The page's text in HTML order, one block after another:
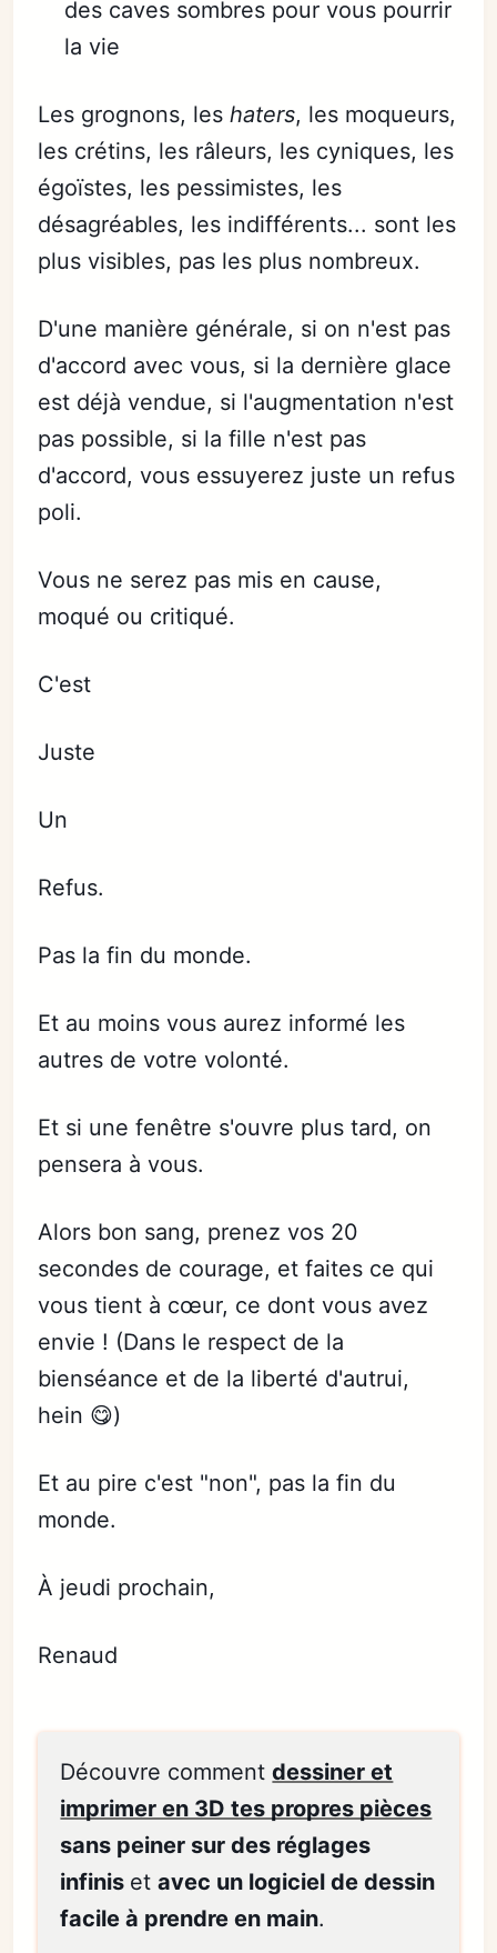
des caves sombres pour vous pourrir
la vie
Les grognons, leshaters, les moqueurs,
les crétins, les râleurs, les cyniques, les
égoïstes, les pessimistes, les
désagréables, les indifférents... sont les
plus visibles, pas les plus nombreux.
D'une manière générale, si on n'est pas
d'accord avec vous, si la dernière glace
est déjà vendue, si l'augmentation n'est
pas possible, si la fille n'est pas
d'accord, vous essuyerez juste un refus
poli.
Vous ne serez pas mis en cause,
moqué ou critiqué.
C'est
Juste
Un
Refus.
Pas la fin du monde.
Et au moins vous aurez informé les
autres de votre volonté.
Et si une fenêtre s'ouvre plus tard, on
pensera à vous.
Alors bon sang, prenez vos 20
secondes de courage, et faites ce qui
vous tient à cœur, ce dont vous avez
envie ! (Dans le respect de la
bienséance et de la liberté d'autrui,
hein 😋)
Et au pire c'est "non", pas la fin du
monde.
À jeudi prochain,
Renaud
Découvre commentdessiner et
imprimer en 3D tes propres pièces
sans peiner sur des réglages
infinis etavec un logiciel de dessin
facile à prendre en main.